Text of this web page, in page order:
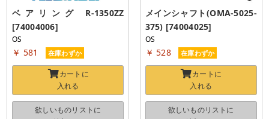
ベアリング R-1350ZZ
[74004006]
OS
￥ 581 在庫わずか
カートに
入れる
欲しいものリストに
メインシャフト(OMA-5025-
375) [74004025]
OS
￥ 528 在庫わずか
カートに
入れる
欲しいものリストに